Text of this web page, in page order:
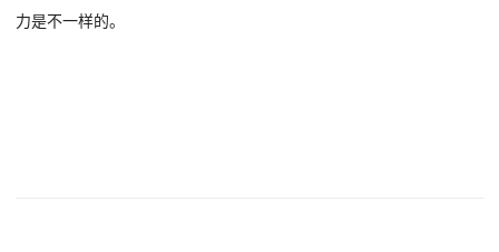
力是不一样的。